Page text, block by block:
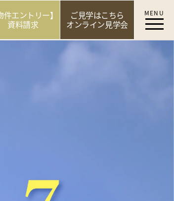
件エントリー】
資料請求
ご見学はこちら
オンライン見学会
MENU